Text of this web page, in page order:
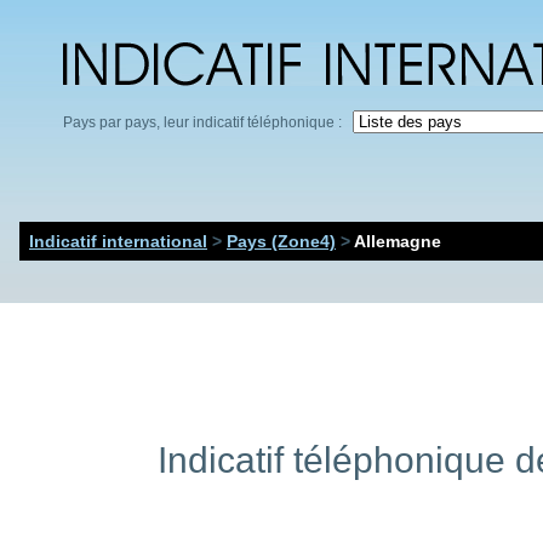
Pays par pays, leur indicatif téléphonique :
Indicatif international > Pays (Zone4) >Allemagne
Indicatif téléphonique